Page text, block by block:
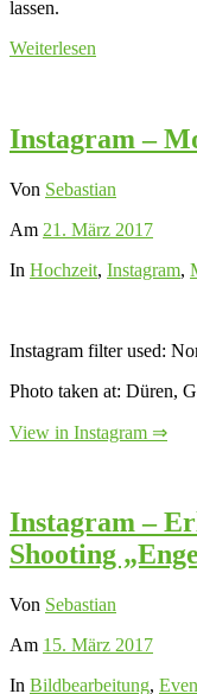
lassen.
Weiterlesen
Instagram –
Von Sebastian
Am 21. März 2017
In Hochzeit, Instagram,
Instagram filter used:
Photo taken at: Düren,
View in Instagram ⇒
Instagram –
Shooting
Von Sebastian
Am 15. März 2017
In Bildbearbeitung,